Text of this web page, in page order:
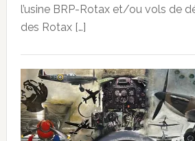
l’usine BRP-Rotax et/ou vols de
des Rotax […]